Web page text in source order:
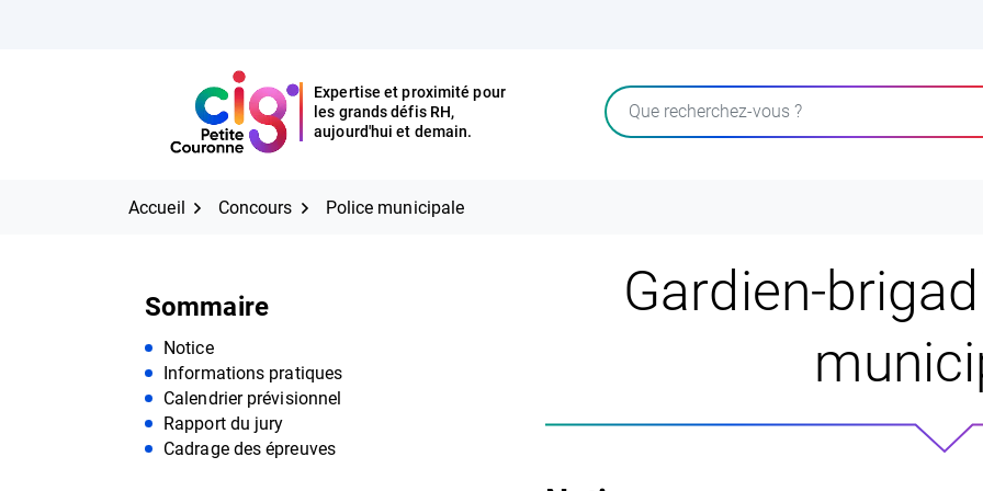
CIG Petite Couronne
Expertise et proximité pour
les grands défis RH,
aujourd'hui et demain.
Rechercher
CIG Petite Couronne
Expertise et proximité pour
les grands défis RH,
aujourd'hui et demain.
Accueil Concours Police municipale
Sommaire
Notice
Informations pratiques
Calendrier prévisionnel
Rapport du jury
Cadrage des épreuves
Gardien-